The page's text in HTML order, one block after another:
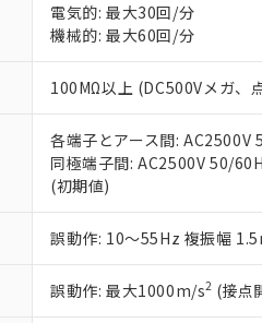
電気的: 最大30回/分
機械的: 最大60回/分
100MΩ以上 (DC500Vメガ、
各端子とアース間:
同極端子間: AC2500V 50/
(初期値)
誤動作: 10～55Hz 複振幅
誤動作: 最大1000m/s2 (接点
いる法人を指します。
EU RoHS指令（10物質）
51物質の非含有証明書（
※本証明書は発行日時点
また、RoHS指令のフタ
混在することから備考欄
既に当社にて対応品への
り割愛しております。